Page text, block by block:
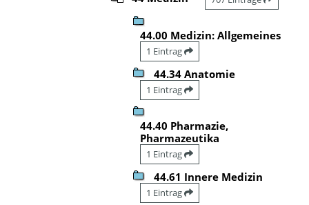
44.00 Medizin: Allgemeines
1 Eintrag
44.34 Anatomie
1 Eintrag
44.40 Pharmazie,
Pharmazeutika
1 Eintrag
44.61 Innere Medizin
1 Eintrag